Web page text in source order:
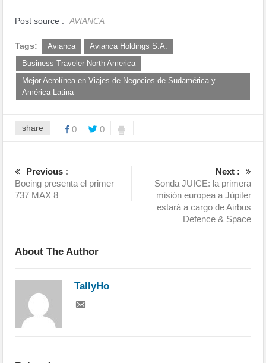
Post source : AVIANCA
Tags: Avianca
Avianca Holdings S.A.
Business Traveler North America
Mejor Aerolínea en Viajes de Negocios de Sudamérica y
América Latina
share 0 0
Previous :
Boeing presenta el primer
737 MAX 8
Next :
Sonda JUICE: la primera
misión europea a Júpiter
estará a cargo de Airbus
Defence & Space
About The Author
TallyHo